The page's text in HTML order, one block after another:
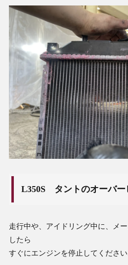
L350S タントのオーバー
走行中や、アイドリング中に、メ
したら
すぐにエンジンを停止してください